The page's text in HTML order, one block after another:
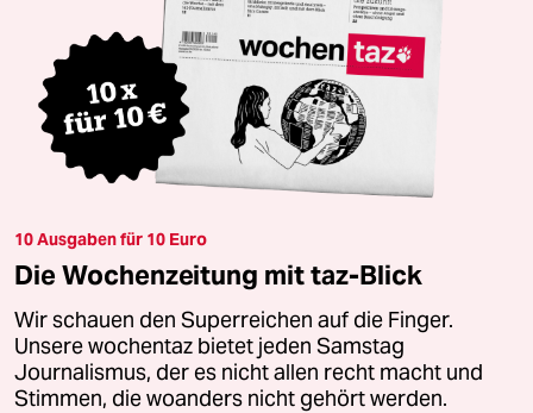
10 Ausgaben für 10 Euro
Die Wochenzeitung mit taz-Blick
Wir schauen den Superreichen auf die Finger.
Unsere wochentaz bietet jeden Samstag
Journalismus, der es nicht allen recht macht und
Stimmen, die woanders nicht gehört werden.